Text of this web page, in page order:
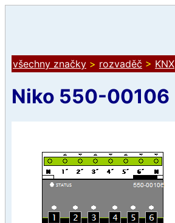
všechny značky > rozvaděč > KNX
Niko 550-00106